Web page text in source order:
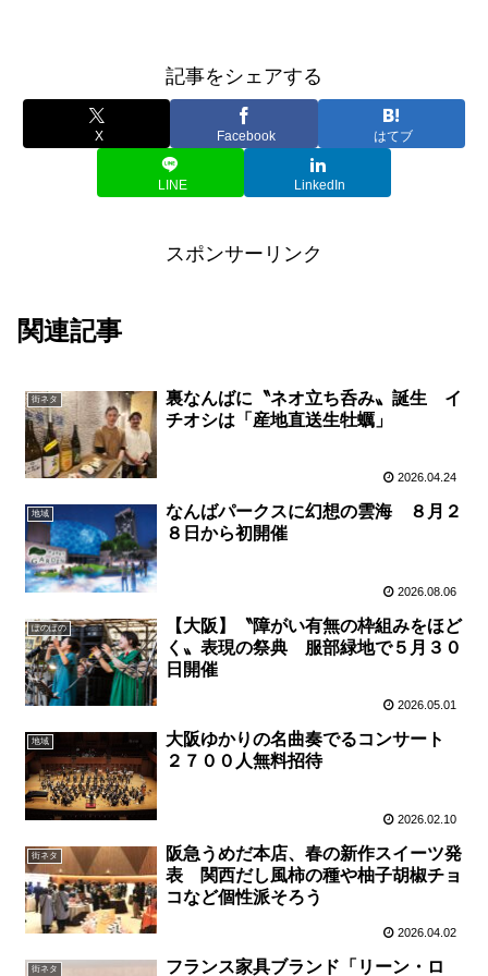
記事をシェアする
X Facebook はてブ
LINE LinkedIn
スポンサーリンク
関連記事
街ネタ
裏なんばに〝ネオ立ち呑み〟誕生 イ
チオシは「産地直送生牡蠣」
2026.04.24
地域
なんばパークスに幻想の雲海 ８月２
８日から初開催
2026.08.06
ぽのぽの
【大阪】〝障がい有無の枠組みをほど
く〟表現の祭典 服部緑地で５月３０
日開催
2026.05.01
地域
大阪ゆかりの名曲奏でるコンサート
２７００人無料招待
2026.02.10
街ネタ
阪急うめだ本店、春の新作スイーツ発
表 関西だし風柿の種や柚子胡椒チョ
コなど個性派そろう
2026.04.02
街ネタ フランス家具ブランド「リーン・ロ